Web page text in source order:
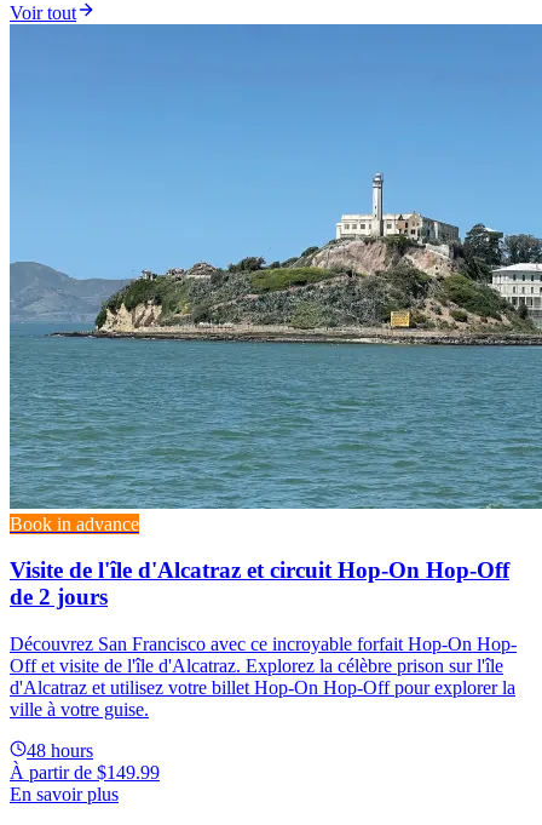
Voir tout
Book in advance
Visite de l'île d'Alcatraz et circuit Hop-On Hop-Off
de 2 jours
Découvrez San Francisco avec ce incroyable forfait Hop-On Hop-
Off et visite de l'île d'Alcatraz. Explorez la célèbre prison sur l'île
d'Alcatraz et utilisez votre billet Hop-On Hop-Off pour explorer la
ville à votre guise.
48 hours
À partir de $149.99
En savoir plus